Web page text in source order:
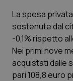
Marche
Molise
Piemonte
Donna &
Epatiti
HIV
La spesa
sostenute dal
-0,1% rispetto
Nei primi nove
acquistati dalle
pari 108,8 euro